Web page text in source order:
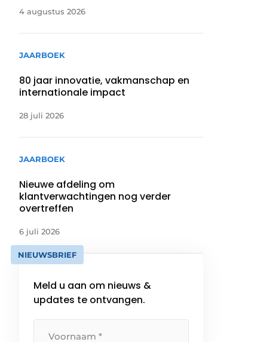
4 augustus 2026
JAARBOEK
80 jaar innovatie, vakmanschap en
internationale impact
28 juli 2026
JAARBOEK
Nieuwe afdeling om
klantverwachtingen nog verder
overtreffen
6 juli 2026
NIEUWSBRIEF
Meld u aan om nieuws &
updates te ontvangen.